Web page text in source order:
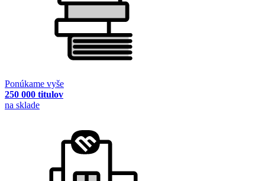
Ponúkame vyše
250 000 titulov
na sklade